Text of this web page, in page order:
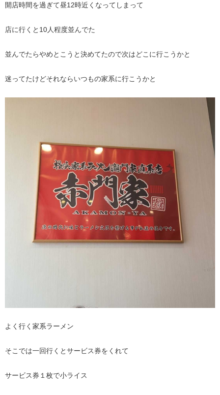
開店時間を過ぎて昼12時近くなってしまって
店に行くと10人程度並んでた
並んでたらやめとこうと決めてたので次はどこに行こうかと
迷ってたけどそれならいつもの家系に行こうかと
よく行く家系ラーメン
そこでは一回行くとサービス券をくれて
サービス券１枚で小ライス